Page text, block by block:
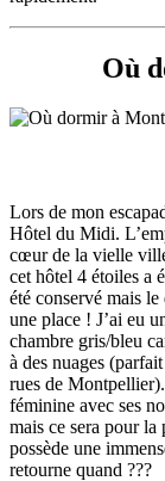
Où
Lors de mon
Hôtel du Midi.
cœur de la vielle
cet hôtel 4 étoiles a
été conservé mais
une place ! J’ai eu
chambre gris/bleu
à des nuages
rues de
féminine avec ses
mais ce sera pour la
possède une
retourne quand ???